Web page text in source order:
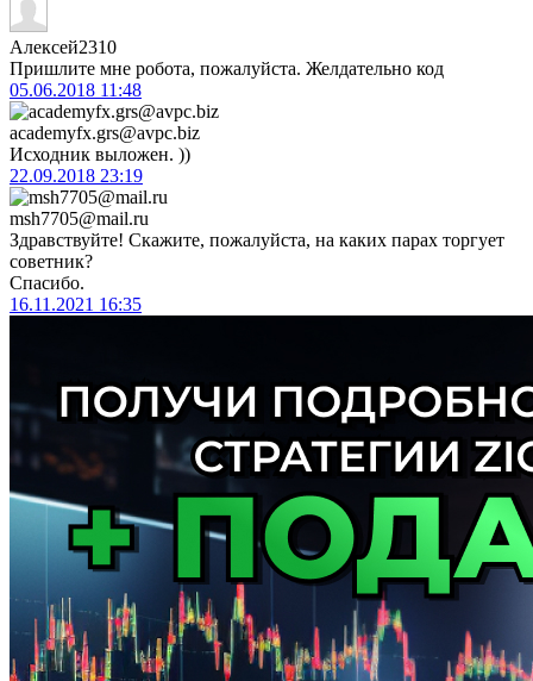
Алексей2310
Пришлите мне робота, пожалуйста. Желдательно код
05.06.2018 11:48
academyfx.grs@avpc.biz
Исходник выложен. ))
22.09.2018 23:19
msh7705@mail.ru
Здравствуйте! Скажите, пожалуйста, на каких парах торгует
советник?
Спасибо.
16.11.2021 16:35